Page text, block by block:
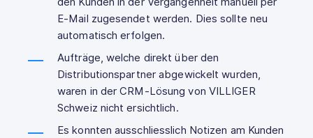
E-Mail zugesendet werden. Dies sollte neu
automatisch erfolgen.
Aufträge, welche direkt über den
Distributionspartner abgewickelt wurden,
waren in der CRM-Lösung von VILLIGER
Schweiz nicht ersichtlich.
Es konnten ausschliesslich Notizen am Kunden